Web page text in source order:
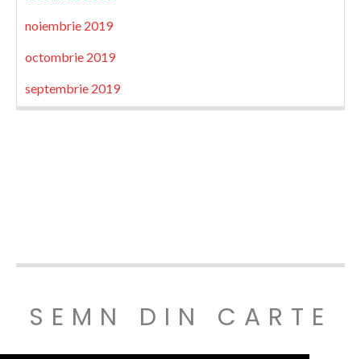
noiembrie 2019
octombrie 2019
septembrie 2019
SEMN DIN CARTE